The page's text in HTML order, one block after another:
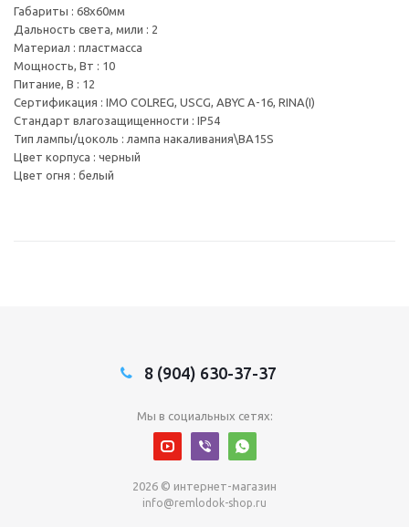
Габариты : 68х60мм
Дальность света, мили : 2
Материал : пластмасса
Мощность, Вт : 10
Питание, В : 12
Сертификация : IMO COLREG, USCG, ABYC A-16, RINA(I)
Стандарт влагозащищенности : IP54
Тип лампы/цоколь : лампа накаливания\BA15S
Цвет корпуса : черный
Цвет огня : белый
8 (904) 630-37-37
Мы в социальных сетях:
2026 © интернет-магазин
info@remlodok-shop.ru